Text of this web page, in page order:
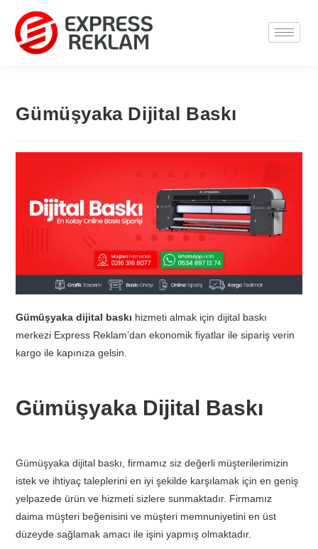
Gümüşyaka Dijital Baskı
Gümüşyaka dijital baskı hizmeti almak için dijital baskı
merkezi Express Reklam’dan ekonomik fiyatlar ile sipariş verin
kargo ile kapınıza gelsin.
Gümüşyaka Dijital Baskı
Gümüşyaka dijital baskı, firmamız siz değerli müşterilerimizin
istek ve ihtiyaç taleplerini en iyi şekilde karşılamak için en geniş
yelpazede ürün ve hizmeti sizlere sunmaktadır. Firmamız
daima müşteri beğenisini ve müşteri memnuniyetini en üst
düzeyde sağlamak amacı ile işini yapmış olmaktadır.